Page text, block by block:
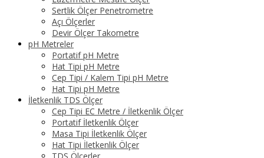
Sertlik Ölçer Penetrometre
Açı Ölçerler
Devir Ölçer Takometre
pH Metreler
Portatif pH Metre
Hat Tipi pH Metre
Cep Tipi / Kalem Tipi pH Metre
Hat Tipi pH Metre
İletkenlik TDS Ölçer
Cep Tipi EC Metre / İletkenlik Ölçer
Portatif İletkenlik Ölçer
Masa Tipi İletkenlik Ölçer
Hat Tipi İletkenlik Ölçer